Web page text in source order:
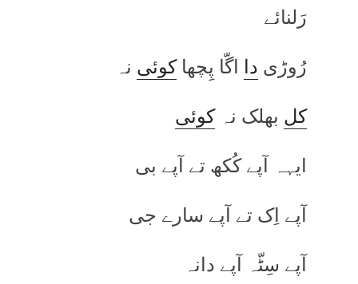
رَلنائے
رُوڑی دا اگّا پِچھاکوئی نہ
کل بھلک نہکوئی
ایہہ آپے کُکھ تے آپے بی
آپے اِک تے آپے سارے جی
آپے سِٹّہ آپے دانہ